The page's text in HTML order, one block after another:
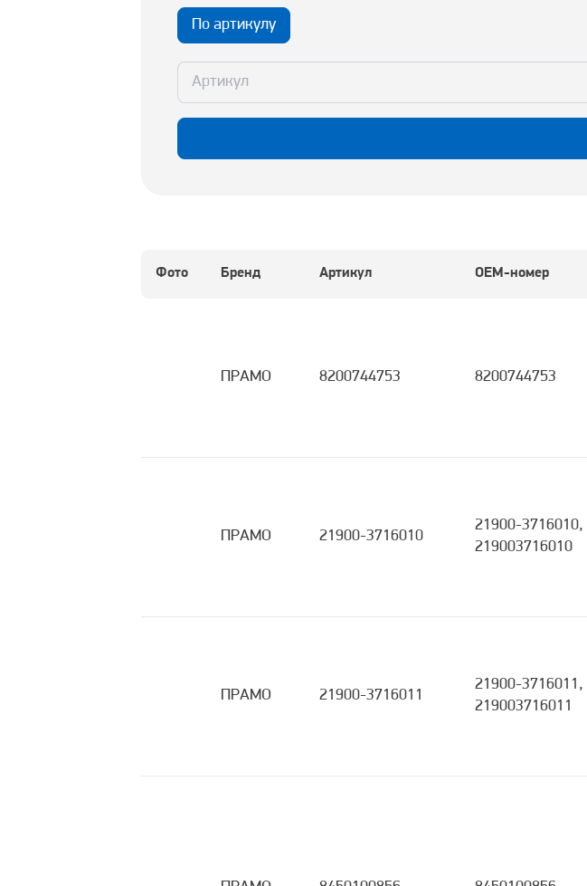
По артикулу
Фото Бренд Артикул OEM-номер
ПРАМО 8200744753 8200744753
ПРАМО 21900-3716010
21900-3716010,
219003716010
ПРАМО 21900-3716011
21900-3716011,
219003716011